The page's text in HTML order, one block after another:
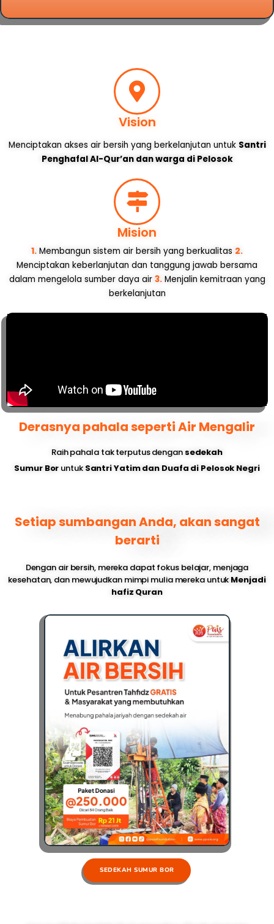
Vision
Menciptakan akses air bersih yang berkelanjutan untuk Santri
Penghafal Al-Qur’an dan warga di Pelosok
Mision
1. Membangun sistem air bersih yang berkualitas 2.
Menciptakan keberlanjutan dan tanggung jawab bersama
dalam mengelola sumber daya air 3.Menjalin kemitraan yang
berkelanjutan
Derasnya pahala seperti Air Mengalir
Raih pahala tak terputus dengansedekah
Sumur Bor untuk Santri Yatim dan Duafa di Pelosok Negri
Setiap sumbangan Anda, akan sangat
berarti
Dengan air bersih, mereka dapat fokus belajar, menjaga
kesehatan, dan mewujudkan mimpi mulia mereka untuk Menjadi
hafiz Quran
SEDEKAH SUMUR BOR